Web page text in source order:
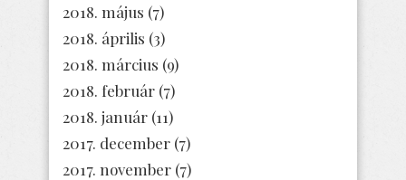
2018. május (7)
2018. április (3)
2018. március (9)
2018. február (7)
2018. január (11)
2017. december (7)
2017. november (7)